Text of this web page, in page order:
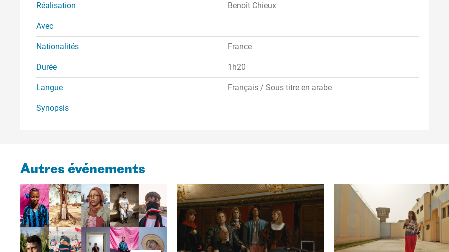
Réalisation Benoît Chieux
Avec
Nationalités France
Durée 1h20
Langue Français / Sous titre en arabe
Synopsis
Autres événements